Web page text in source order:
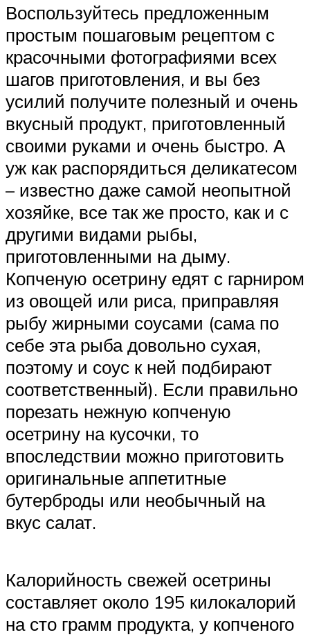
Воспользуйтесь предложенным
простым пошаговым рецептом с
красочными фотографиями всех
шагов приготовления, и вы без
усилий получите полезный и очень
вкусный продукт, приготовленный
своими руками и очень быстро. А
уж как распорядиться деликатесом
– известно даже самой неопытной
хозяйке, все так же просто, как и с
другими видами рыбы,
приготовленными на дыму.
Копченую осетрину едят с гарниром
из овощей или риса, приправляя
рыбу жирными соусами (сама по
себе эта рыба довольно сухая,
поэтому и соус к ней подбирают
соответственный). Если правильно
порезать нежную копченую
осетрину на кусочки, то
впоследствии можно приготовить
оригинальные аппетитные
бутерброды или необычный на
вкус салат.
Калорийность свежей осетрины
составляет около 195 килокалорий
на сто грамм продукта, у копченого